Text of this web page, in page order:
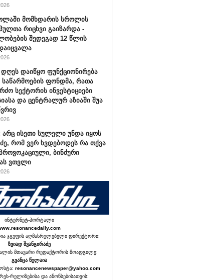
მომხდარის სროლის
რიცხვი გაიზარდა -
შედეგად 12 წლის
დაიწყო ფუნქციონირება
საწარმოების ფონდმა, რათა
სექტორის ინვესტიციები
და ცენტრალურ აზიაში შუა
არც ისეთი სულელი უნდა იყოს
რომ ვერ ხვდებოდეს რა თქვა
ბინძური
ვთვლი
ინტერნეტ-პორტალი
ჯგუფის აღმასრულებელი დირექტორი:
ზვიად შვანგირაძე
მთავარი რედაქტორის მოადგილე:
გვანცა წულაია
resonancenewspaper@yahoo.com
რელიზებისა და ანონსებისათვის: